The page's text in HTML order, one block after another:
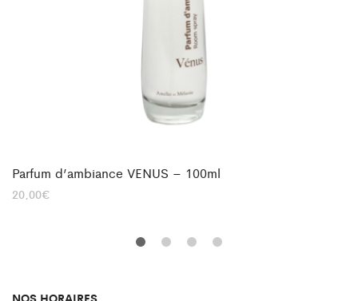
Parfum d’ambiance VENUS – 100ml
20,00€
NOS HORAIRES